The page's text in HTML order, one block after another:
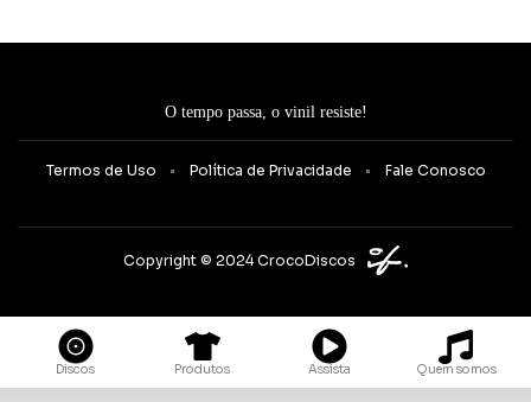
O tempo passa, o vinil resiste!
Termos de Uso Política de Privacidade Fale Conosco
Copyright © 2024 CrocoDiscos
Discos Produtos Assista Quem somos